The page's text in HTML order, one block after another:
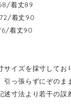
着丈89
着丈90
着丈90
イズを採寸してお
引っ張らずにぞのま
述寸法より若干の誤